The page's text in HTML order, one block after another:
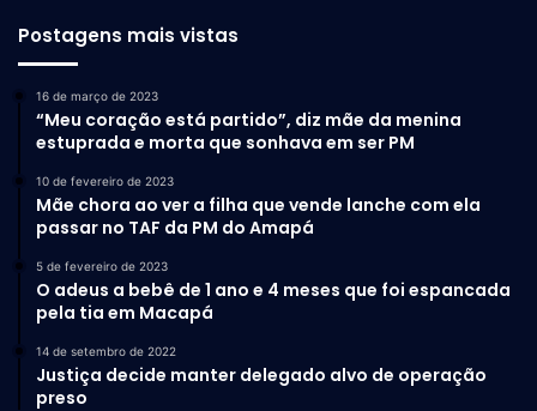
Postagens mais vistas
16 de março de 2023
“Meu coração está partido”, diz mãe da menina
estuprada e morta que sonhava em ser PM
10 de fevereiro de 2023
Mãe chora ao ver a filha que vende lanche com ela
passar no TAF da PM do Amapá
5 de fevereiro de 2023
O adeus a bebê de 1 ano e 4 meses que foi espancada
pela tia em Macapá
14 de setembro de 2022
Justiça decide manter delegado alvo de operação
preso